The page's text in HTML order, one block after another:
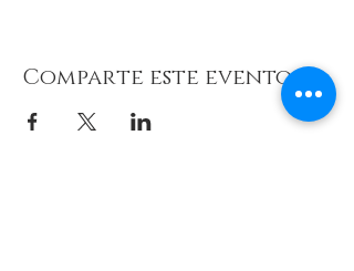
Comparte este evento